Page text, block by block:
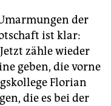
der
ist klar:
zähle wieder
geben, die vorne
Florian
die es bei der